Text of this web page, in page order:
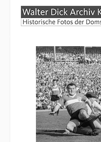
Bildergalerie überspringen